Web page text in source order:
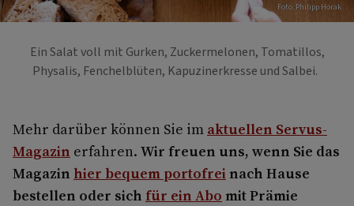
Foto: Philipp Horak
Ein Salat voll mit Gurken, Zuckermelonen, Tomatillos,
Physalis, Fenchelblüten, Kapuzinerkresse und Salbei.
Mehr darüber können Sie im aktuellen Servus-
Magazin erfahren. Wir freuen uns, wenn Sie das
Magazin hier bequem portofrei nach Hause
bestellen oder sich für ein Abo mit Prämie